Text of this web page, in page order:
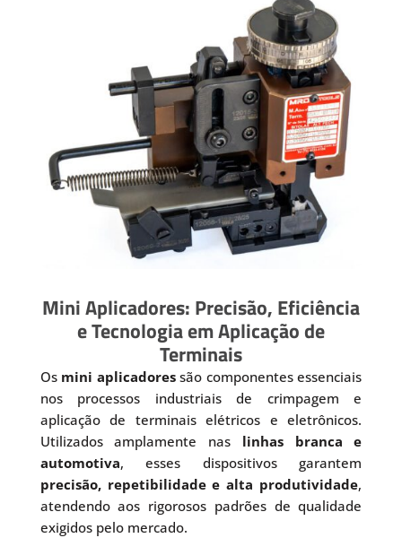
Mini Aplicadores: Precisão, Eficiência
e Tecnologia em Aplicação de
Terminais
Os mini aplicadoressão componentes essenciais
nos processos industriais de crimpagem e
aplicação de terminais elétricos e eletrônicos.
Utilizados amplamente nas linhas branca e
automotiva, esses dispositivos garantem
precisão, repetibilidade e alta produtividade,
atendendo aos rigorosos padrões de qualidade
exigidos pelo mercado.